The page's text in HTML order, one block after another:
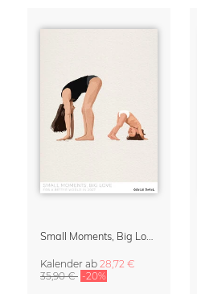
Small Moments, Big Love – Mutterschaftskalender von Giselle Dekel
Kalender ab 28,72 €
35,90 € -20%